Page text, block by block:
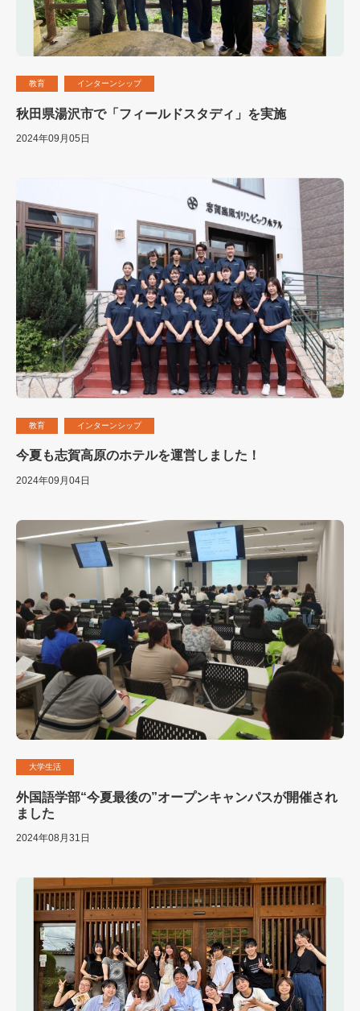
教育 インターンシップ
秋田県湯沢市で「フィールドスタディ」を実施
2024年09月05日
教育 インターンシップ
今夏も志賀高原のホテルを運営しました！
2024年09月04日
大学生活
外国語学部“今夏最後の”オープンキャンパスが開催され
ました
2024年08月31日